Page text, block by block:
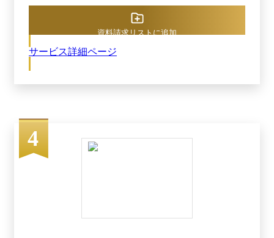
ニュアル運用構築に強みを持っています。 *MS
Officeでマニュアル作成・サーバーでドキュメン
や実現できること＞ ●バックオフィス部門・DX
から下へ読み進める設計。読み方に迷わず、内容
を理解できる。後から修正もしやすい。 ・文章
のみマニュアル作成可能、1ステップ2400文字ま
で記入可能、文字装飾可能なので、文字量が多い
なアクセス権限設定で、複数部門をまたいだ運用
サービス詳細ページ
資料請求リストに追加
4